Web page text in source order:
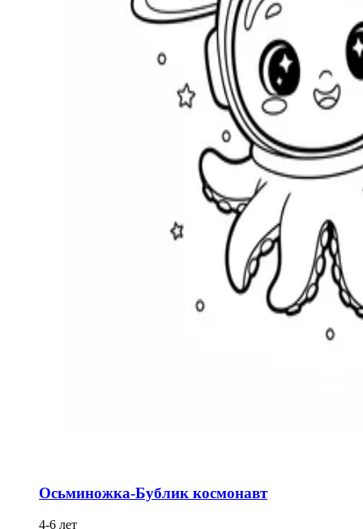
Осьминожка-Бублик космонавт
4-6 лет